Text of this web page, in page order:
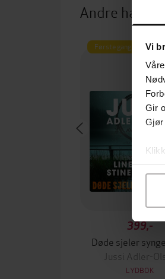
Vi
Gir
Gjør
Andre har
Første gang på tilbud
399,-
Døde sjeler
Jussi Adler-
LYDBOK